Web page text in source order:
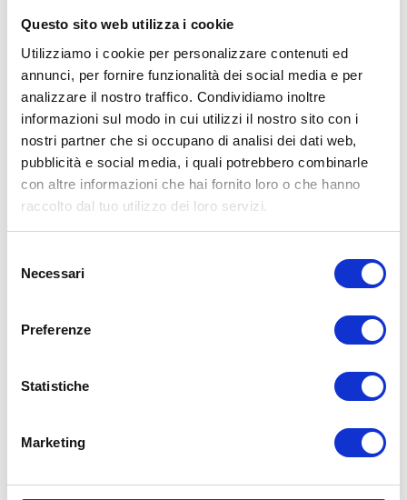
Questo sito web utilizza i cookie
Utilizziamo i cookie per personalizzare contenuti ed
annunci, per fornire funzionalità dei social media e per
analizzare il nostro traffico. Condividiamo inoltre
informazioni sul modo in cui utilizzi il nostro sito con i
nostri partner che si occupano di analisi dei dati web,
pubblicità e social media, i quali potrebbero combinarle
con altre informazioni che hai fornito loro o che hanno
raccolto dal tuo utilizzo dei loro servizi.
delNecessari
Preferenze
Statistiche
Marketing
da parte delle autorità.
Un Extra da Considerare
Motorizzazione, viene effettuato anche un
. Il fonometro
viene posizionato a 50 centimetri dalla
marmitta, a un’altezza tra il metro e il metro e
20 centimetri. Il motore viene quindi fatto